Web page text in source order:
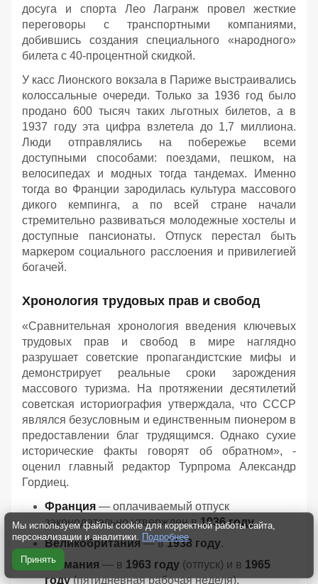
досуга и спорта Лео Лагранж провел жесткие
переговоры с транспортными компаниями,
добившись создания специального «народного»
билета с 40-процентной скидкой.
У касс Лионского вокзала в Париже выстраивались
колоссальные очереди. Только за 1936 год было
продано 600 тысяч таких льготных билетов, а в
1937 году эта цифра взлетела до 1,7 миллиона.
Люди отправлялись на побережье всеми
доступными способами: поездами, пешком, на
велосипедах и модных тогда тандемах. Именно
тогда во Франции зародилась культура массового
дикого кемпинга, а по всей стране начали
стремительно развиваться молодежные хостелы и
доступные пансионаты. Отпуск перестал быть
маркером социального расслоения и привилегией
богачей.
Хронология трудовых прав и свобод
«Сравнительная хронология введения ключевых
трудовых прав и свобод в мире наглядно
разрушает советские пропагандистские мифы и
демонстрирует реальные сроки зарождения
массового туризма. На протяжении десятилетий
советская историография утверждала, что СССР
являлся безусловным и единственным пионером в
предоставлении благ трудящимся. Однако сухие
исторические факты говорят об обратном», -
оценил главный редактор Турпрома Александр
Гордиец.
Франция — оплачиваемый отпуск
законодательно утвержден в1936 году.
Великобритания— в1938 году.
Германия — в 1963 году (отпуск) и в 1965
году(пятидневная рабочая неделя).
Мы используем файлы cookie для корректной работы сайта,
персонализации и аналитики. Подробнее
Принять